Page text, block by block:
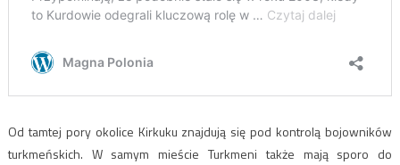
Od tamtej pory okolice Kirkuku znajdują się pod kontrolą bojowników
turkmeńskich. W samym mieście Turkmeni także mają sporo do